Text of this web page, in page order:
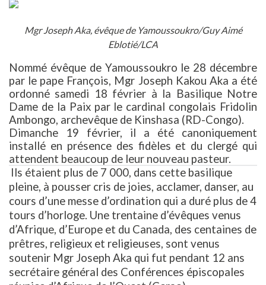
Mgr Joseph Aka, évêque de Yamoussoukro/Guy Aimé
Eblotié/LCA
Nommé évêque de Yamoussoukro le 28 décembre
par le pape François, Mgr Joseph Kakou Aka a été
ordonné samedi 18 février à la Basilique Notre
Dame de la Paix par le cardinal congolais Fridolin
Ambongo, archevêque de Kinshasa (RD-Congo).
Dimanche 19 février, il a été canoniquement
installé en présence des fidèles et du clergé qui
attendent beaucoup de leur nouveau pasteur.
Ils étaient plus de 7 000, dans cette basilique
pleine, à pousser cris de joies, acclamer, danser, au
cours d’une messe d’ordination qui a duré plus de 4
tours d’horloge. Une trentaine d’évêques venus
d’Afrique, d’Europe et du Canada, des centaines de
prêtres, religieux et religieuses, sont venus
soutenir Mgr Joseph Aka qui fut pendant 12 ans
secrétaire général des Conférences épiscopales